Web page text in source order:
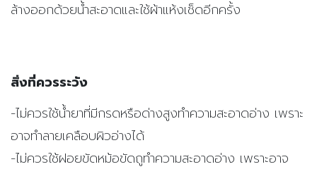
ล้างออกด้วยน้ำสะอาดและใช้ผ้าแห้งเช็ดอีกครั้ง
สิ่งที่ควรระวัง
-ไม่ควรใช้น้ำยาที่มีกรดหรือด่างสูงทำความสะอาดอ่าง เพราะ
อาจทำลายเคลือบผิวอ่างได้
-ไม่ควรใช้ฝอยขัดหม้อขัดถูทำความสะอาดอ่าง เพราะอาจ